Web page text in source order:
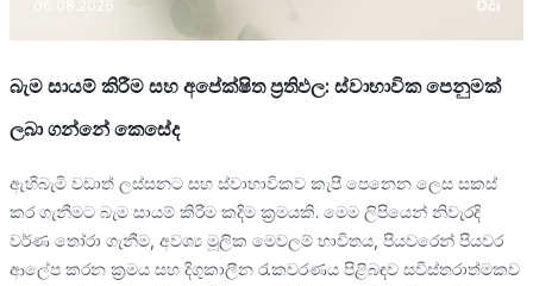
06.08.2026 Oči
බැම සායම් කිරීම සහ අපේක්ෂිත ප්‍රතිඵල: ස්වාභාවික පෙනුමක්
ලබා ගන්නේ කෙසේද
ඇහිබැමි වඩාත් ලස්සනට සහ ස්වාභාවිකව කැපී පෙනෙන ලෙස සකස්
කර ගැනීමට බැම සායම් කිරීම කදිම ක්‍රමයකි. මෙම ලිපියෙන් නිවැරදි
වර්ණ තෝරා ගැනීම, අවශ්‍ය මූලික මෙවලම් භාවිතය, පියවරෙන් පියවර
ආලේප කරන ක්‍රමය සහ දිගුකාලීන රැකවරණය පිළිබඳව සවිස්තරාත්මකව